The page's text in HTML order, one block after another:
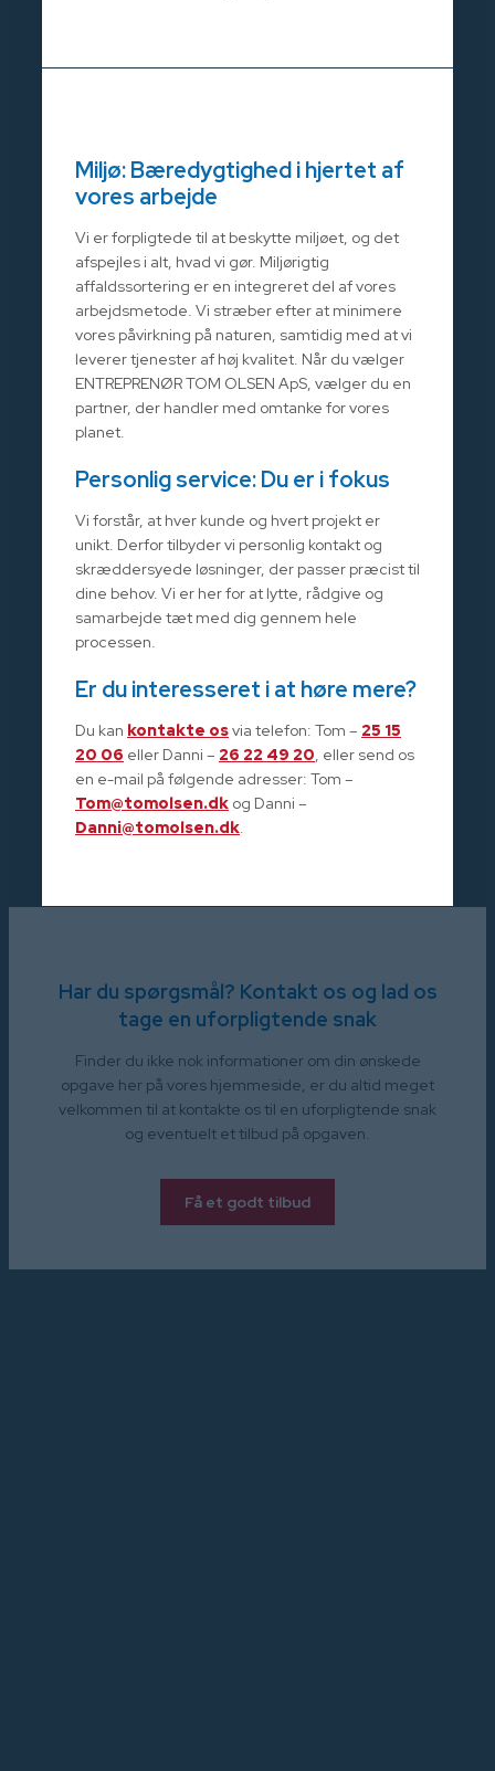
Miljø: Bæredygtighed i hjertet af
vores arbejde
Vi er forpligtede til at beskytte miljøet, og det
afspejles i alt, hvad vi gør. Miljørigtig
affaldssortering er en integreret del af vores
arbejdsmetode. Vi stræber efter at minimere
vores påvirkning på naturen, samtidig med at vi
leverer tjenester af høj kvalitet. Når du vælger
ENTREPRENØR TOM OLSEN ApS, vælger du en
partner, der handler med omtanke for vores
planet.
Personlig service: Du er i fokus
Vi forstår, at hver kunde og hvert projekt er
unikt. Derfor tilbyder vi personlig kontakt og
skræddersyede løsninger, der passer præcist til
dine behov. Vi er her for at lytte, rådgive og
samarbejde tæt med dig gennem hele
processen.
Er du interesseret i at høre mere?
Du kan kontakte osvia telefon: Tom – 25 15
20 06 eller Danni – 26 22 49 20, eller send os
en e-mail på følgende adresser: Tom –
Tom@tomolsen.dk og Danni –
Danni@tomolsen.dk.
Har du spørgsmål? Kontakt os og lad os
tage en uforpligtende snak
Finder du ikke nok informationer om din ønskede
opgave her på vores hjemmeside, er du altid meget
velkommen til at kontakte os til en uforpligtende snak
og eventuelt et tilbud på opgaven.
Få et godt tilbud